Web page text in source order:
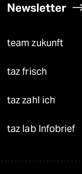
Newsletter
team zukunft
taz frisch
taz zahl ich
taz lab Infobrief